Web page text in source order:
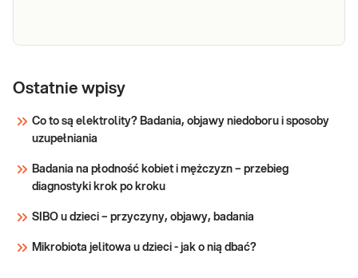
A (Ro)
przeciwjądrowe SS-A (Ro) w surowicy
diagnostyce chorób autoimmunologicznych
Ostatnie wpisy
Co to są elektrolity? Badania, objawy niedoboru i sposoby
uzupełniania
Badania na płodność kobiet i mężczyzn – przebieg
diagnostyki krok po kroku
SIBO u dzieci – przyczyny, objawy, badania
Mikrobiota jelitowa u dzieci - jak o nią dbać?